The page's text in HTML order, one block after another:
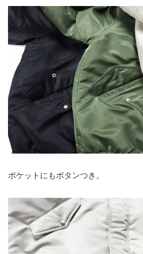
ポケットにもボタンつき。